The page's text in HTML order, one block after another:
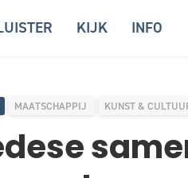
KIJK INFO
MAATSCHAPPIJ KUNST &